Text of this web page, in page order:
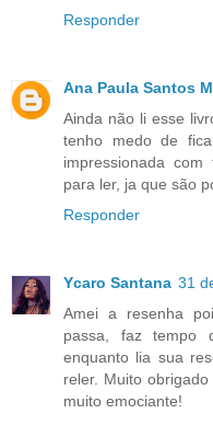
Responder
Ana Paula Santos
Ainda não li esse
tenho medo de
impressionada
para ler, ja que são
Responder
Ycaro Santana 31
Amei a resenha
passa, faz tempo
enquanto lia sua
reler. Muito
muito emociante!